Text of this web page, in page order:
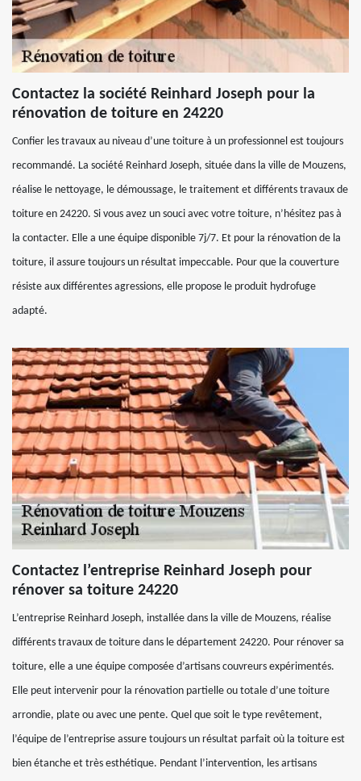
Contactez la société Reinhard Joseph pour la
rénovation de toiture en 24220
Confier les travaux au niveau d’une toiture à un professionnel est toujours
recommandé. La société Reinhard Joseph, située dans la ville de Mouzens,
réalise le nettoyage, le démoussage, le traitement et différents travaux de
toiture en 24220. Si vous avez un souci avec votre toiture, n’hésitez pas à
la contacter. Elle a une équipe disponible 7j/7. Et pour la rénovation de la
toiture, il assure toujours un résultat impeccable. Pour que la couverture
résiste aux différentes agressions, elle propose le produit hydrofuge
adapté.
Contactez l’entreprise Reinhard Joseph pour
rénover sa toiture 24220
L’entreprise Reinhard Joseph, installée dans la ville de Mouzens, réalise
différents travaux de toiture dans le département 24220. Pour rénover sa
toiture, elle a une équipe composée d’artisans couvreurs expérimentés.
Elle peut intervenir pour la rénovation partielle ou totale d’une toiture
arrondie, plate ou avec une pente. Quel que soit le type revêtement,
l’équipe de l’entreprise assure toujours un résultat parfait où la toiture est
bien étanche et très esthétique. Pendant l’intervention, les artisans